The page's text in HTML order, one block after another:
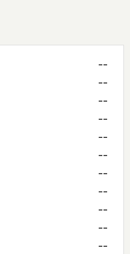
--
--
--
--
--
--
--
--
--
--
--